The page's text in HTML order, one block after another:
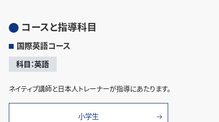
コースと指導科目
国際英語コース
科目：英語
ネイティブ講師と日本人トレーナーが指導にあたります。
小学生